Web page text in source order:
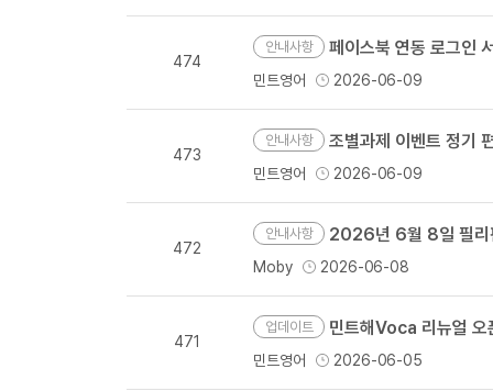
474
안내사항 페이스북 연동 로그인
민트영어 2026-06-09
473
안내사항 조별과제 이벤트 정기
민트영어 2026-06-09
472
안내사항 2026년 6월 8일 필리
Moby 2026-06-08
471
업데이트 민트해Voca 리뉴얼 오
민트영어 2026-06-05